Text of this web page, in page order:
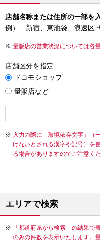
店舗名称または住所の一部を
例） 新宿、東池袋、浪速区
量販店の営業状況については各
店舗区分を指定
ドコモショップ
量販店など
入力の際に「環境依存文字」（
けないとされる漢字や記号）を
る場合がありますのでご注意くだ
エリアで検索
「都道府県から検索」の結果
のみの件数を表示いたします。